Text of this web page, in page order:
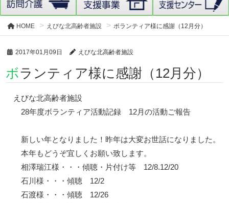
HOME えびな北高齢者施設 ボランティア様に感謝（12月分）
2017年01月09日 えびな北高齢者施設
ボランティア様に感謝（12月分）
えびな北高齢者施設
28年度ボランティア活動記録 12月の活動ご報告
新しい年となりました！昨年は大変お世話になりました。
本年もどうぞ宜しくお願い致します。
相澤瑞江様・・・傾聴・片付け等 12/8.12/20
石川様・・・傾聴 12/2
石渡様・・・傾聴 12/26